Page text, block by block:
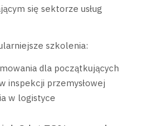
się sektorze usług
szkolenia:
dla początkujących
inspekcji przemysłowej
w logistyce